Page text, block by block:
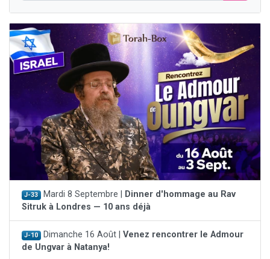
J-33 Mardi 8 Septembre |
Dinner d'hommage au Rav
Sitruk à Londres — 10 ans déjà
J-10 Dimanche 16 Août | Venez rencontrer le Admour
de Ungvar à Natanya!